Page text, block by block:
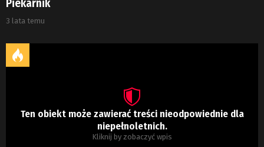
Piekarnik
3 lata temu
Ten obiekt może zawierać treści nieodpowiednie dla
niepełnoletnich.
Kliknij by zobaczyć wpis